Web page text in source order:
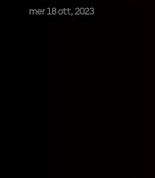
mer 18 ott, 2023